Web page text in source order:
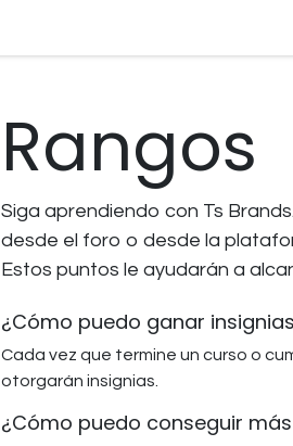
Rangos
Siga aprendiendo con Ts
desde el foro o desde la
Estos puntos le ayudarán a
¿Cómo puedo ganar
Cada vez que termine un curso o
otorgarán insignias.
¿Cómo puedo conseguir